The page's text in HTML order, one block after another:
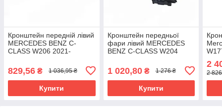
Кронштейн передній лівий
MERCEDES BENZ C-
CLASS W206 2021-
829,56 ₴ 1 036,95 ₴
Купити
Кронштейн передньої
фари лівий MERCEDES
BENZ C-CLASS W204
1 020,80₴ 1 276 ₴
Купити
2
2